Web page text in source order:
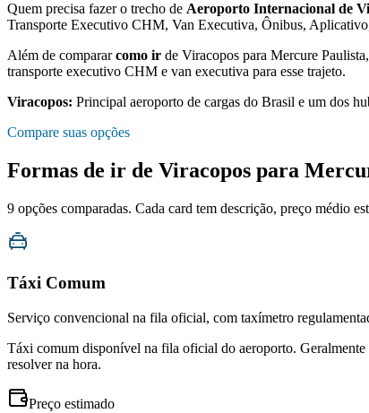
Quem precisa fazer o trecho de Aeroporto Internacional de
Transporte Executivo CHM, Van Executiva, Ônibus,
Além de compararcomo ir de Viracopos para Mercure Paulista
transporte executivo CHM e van executiva para esse trajeto.
Viracopos: Principal aeroporto de cargas do Brasil e um dos
Compare suas opções
Formas de ir de Viracopos para
9 opções comparadas. Cada card tem descrição, preço médio
Táxi Comum
Serviço convencional na fila oficial, com taxímetro
Táxi comum disponível na fila oficial do aeroporto. Geralmente
resolver na hora.
Preço estimado